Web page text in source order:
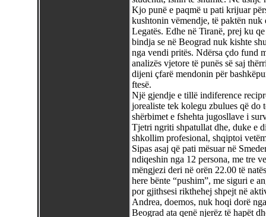
Kjo punë e paqmë u pati krijuar
kushtonin vëmendje, të paktën
Legatës. Edhe në Tiranë, prej ku
bindja se në Beograd nuk kishte
nga vendi pritës. Ndërsa çdo fund
analizës vjetore të punës së saj
dijeni çfarë mendonin për
ftesë.
Një gjendje e tillë indiference
jorealiste tek kolegu zbulues që do
shërbimet e fshehta jugosllave i
Tjetri ngriti shpatullat dhe, duke e
shkollim profesional, shqiptoi
Sipas asaj që pati mësuar në
ndiqeshin nga 12 persona, me tre
mëngjezi deri në orën 22.00 të
here bënte “pushim”, me siguri e
por gjithsesi rikthehej shpejt në
Andrea, doemos, nuk hoqi dorë
Beograd ata qenë njerëz të hapët